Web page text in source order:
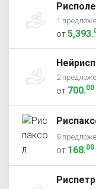
1
от5,393.
2
от 700.00
9
от 168.00